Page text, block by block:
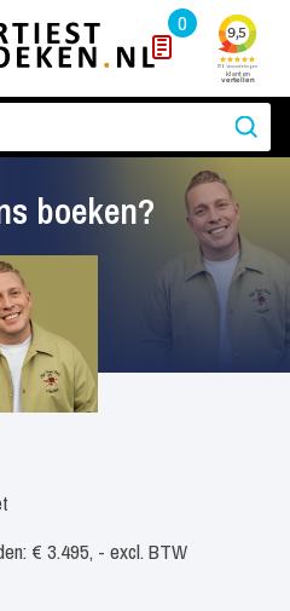
0
boeken?
€ 3.495, - excl. BTW